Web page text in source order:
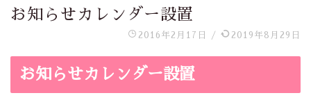
お知らせカレンダー設置
2016年2月17日 / 2019年8月29日
お知らせカレンダー設置